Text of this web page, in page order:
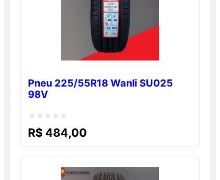
Pneu 225/55R18 Wanli SU025
98V
Avaliação
R$ 484,00